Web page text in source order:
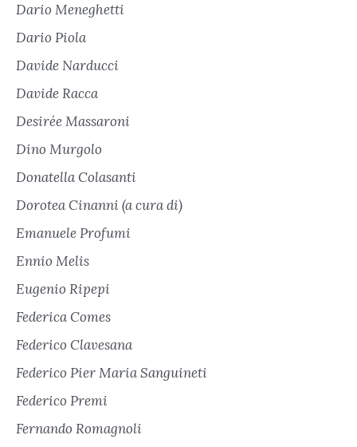
Dario Meneghetti
Dario Piola
Davide Narducci
Davide Racca
Desirée Massaroni
Dino Murgolo
Donatella Colasanti
Dorotea Cinanni (a cura di)
Emanuele Profumi
Ennio Melis
Eugenio Ripepi
Federica Comes
Federico Clavesana
Federico Pier Maria Sanguineti
Federico Premi
Fernando Romagnoli